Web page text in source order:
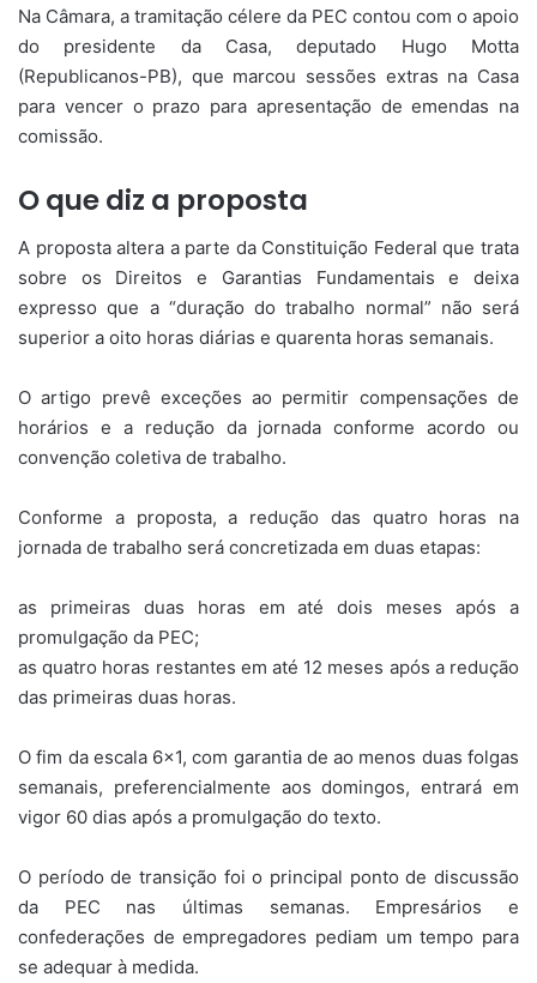
Na Câmara, a tramitação célere da PEC contou com o apoio
do presidente da Casa, deputado Hugo Motta
(Republicanos-PB), que marcou sessões extras na Casa
para vencer o prazo para apresentação de emendas na
comissão.
O que diz a proposta
A proposta altera a parte da Constituição Federal que trata
sobre os Direitos e Garantias Fundamentais e deixa
expresso que a “duração do trabalho normal” não será
superior a oito horas diárias e quarenta horas semanais.
O artigo prevê exceções ao permitir compensações de
horários e a redução da jornada conforme acordo ou
convenção coletiva de trabalho.
Conforme a proposta, a redução das quatro horas na
jornada de trabalho será concretizada em duas etapas:
as primeiras duas horas em até dois meses após a
promulgação da PEC;
as quatro horas restantes em até 12 meses após a redução
das primeiras duas horas.
O fim da escala 6×1, com garantia de ao menos duas folgas
semanais, preferencialmente aos domingos, entrará em
vigor 60 dias após a promulgação do texto.
O período de transição foi o principal ponto de discussão
da PEC nas últimas semanas. Empresários e
confederações de empregadores pediam um tempo para
se adequar à medida.